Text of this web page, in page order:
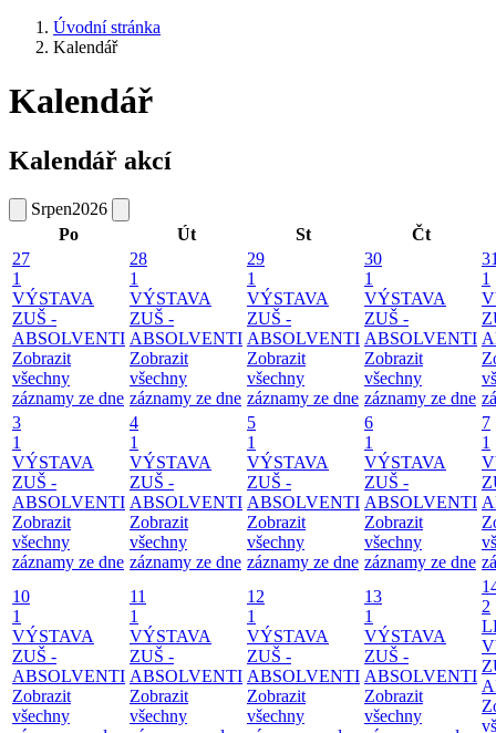
Úvodní stránka
Kalendář
Kalendář
Kalendář akcí
Srpen2026
Po
Út St
Čt
27
1
VÝSTAVA
ZUŠ -
ABSOLVENTI
Zobrazit
všechny
záznamy ze dne
28
1
VÝSTAVA
ZUŠ -
ABSOLVENTI
Zobrazit
všechny
záznamy ze dne
29
1
VÝSTAVA
ZUŠ -
ABSOLVENTI
Zobrazit
všechny
záznamy ze dne
30
1
VÝSTAVA
ZUŠ -
ABSOLVENTI
Zobrazit
všechny
záznamy ze dne
1
3
1
VÝSTAVA
ZUŠ -
ABSOLVENTI
Zobrazit
všechny
záznamy ze dne
4
1
VÝSTAVA
ZUŠ -
ABSOLVENTI
Zobrazit
všechny
záznamy ze dne
5
1
VÝSTAVA
ZUŠ -
ABSOLVENTI
Zobrazit
všechny
záznamy ze dne
6
1
VÝSTAVA
ZUŠ -
ABSOLVENTI
Zobrazit
všechny
záznamy ze dne
7
1
10
1
VÝSTAVA
ZUŠ -
ABSOLVENTI
Zobrazit
všechny
11
1
VÝSTAVA
ZUŠ -
ABSOLVENTI
Zobrazit
všechny
12
1
VÝSTAVA
ZUŠ -
ABSOLVENTI
Zobrazit
všechny
13
1
VÝSTAVA
ZUŠ -
ABSOLVENTI
Zobrazit
všechny
2